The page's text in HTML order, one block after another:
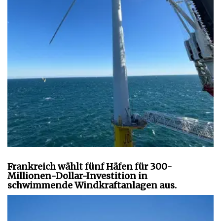
Frankreich wählt fünf Häfen für 300-
Millionen-Dollar-Investition in
schwimmende Windkraftanlagen aus.